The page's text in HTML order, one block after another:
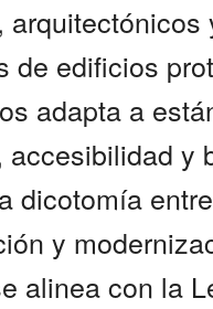
arquitectónicos
de edificios
adapta a
y
dicotomía entre
y
alinea con la